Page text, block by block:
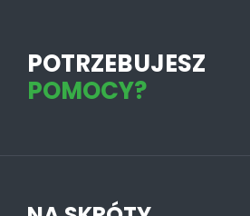
POTRZEBUJESZ
POMOCY?